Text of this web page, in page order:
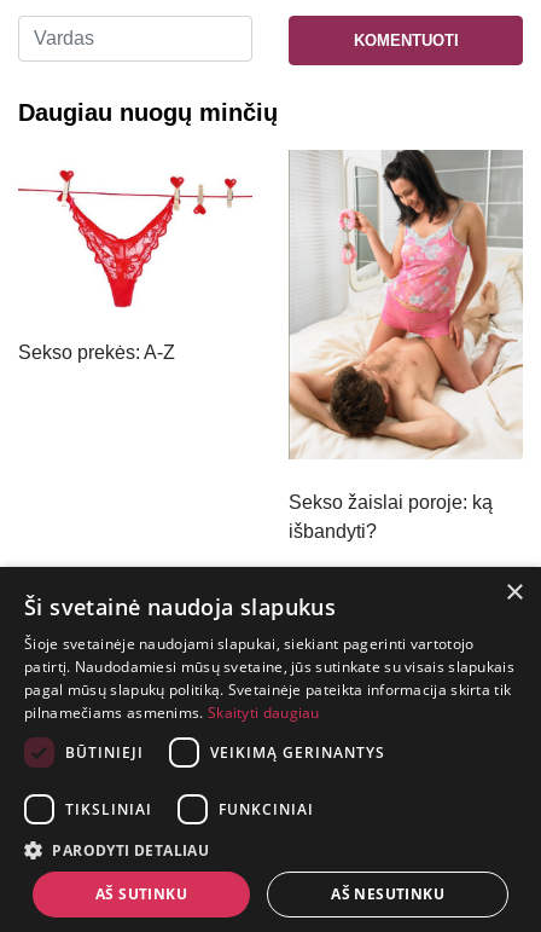
KOMENTUOTI
Daugiau nuogų minčių
Sekso prekės: A-Z
Sekso žaislai poroje: ką
išbandyti?
Sekso prekės ir geresnis seksas
GYVENIMAS
TRUMPAS.
PATIRK
NUOTYKĮ.
+370 650 88860
P. Lukšio g. 2, Vilnius ("Sigma" teritorija)
×
Ši svetainė naudoja slapukus
Šioje svetainėje naudojami slapukai, siekiant pagerinti vartotojo
patirtį. Naudodamiesi mūsų svetaine, jūs sutinkate su visais slapukais
pagal mūsų slapukų politiką. Svetainėje pateikta informacija skirta tik
pilnamečiams asmenims. Skaityti daugiau
BŪTINIEJI
VEIKIMĄ GERINANTYS
TIKSLINIAI FUNKCINIAI
PARODYTI DETALIAU
AŠ SUTINKU AŠ NESUTINKU